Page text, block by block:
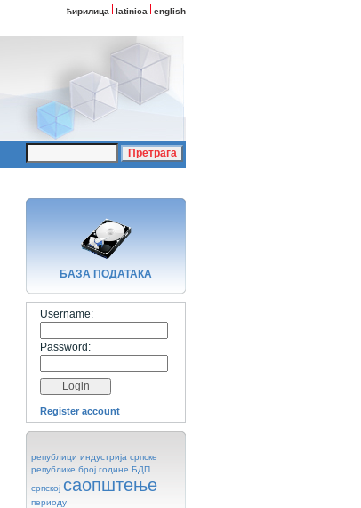
ћирилица latinica english
БАЗA ПОДАТАКА
Username:
Password:
Register account
републици индустрија српске
републике број године БДП
српској саопштење
периоду